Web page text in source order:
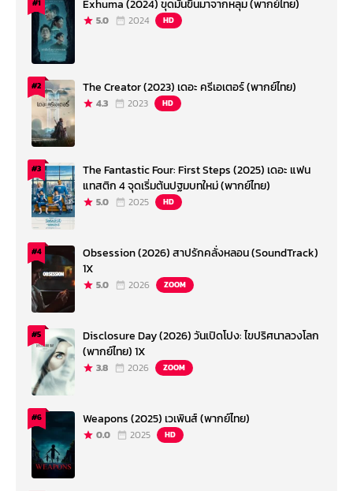
#1 Exhuma (2024) ขุดมันขึ้นมาจากหลุม (พากย์ไทย)
5.0 2024 HD
#2 The Creator (2023) เดอะ ครีเอเตอร์ (พากย์ไทย)
4.3 2023 HD
#3
The Fantastic Four: First Steps (2025) เดอะ แฟน
แทสติก 4 จุดเริ่มต้นปฐมบทใหม่ (พากย์ไทย)
5.0 2025 HD
#4
Obsession (2026) สาปรักคลั่งหลอน (SoundTrack)
1X
5.0 2026 ZOOM
#5
Disclosure Day (2026) วันเปิดโปง: ไขปริศนาลวงโลก
(พากย์ไทย) 1X
3.8 2026 ZOOM
#6 Weapons (2025) เวเพินส์ (พากย์ไทย)
0.0 2025 HD